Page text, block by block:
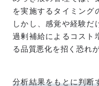
を実施するタイミング
しかし、感覚や経験だ
過剰補給によるコスト
る品質悪化を招く恐れ
分析結果をもとに判断